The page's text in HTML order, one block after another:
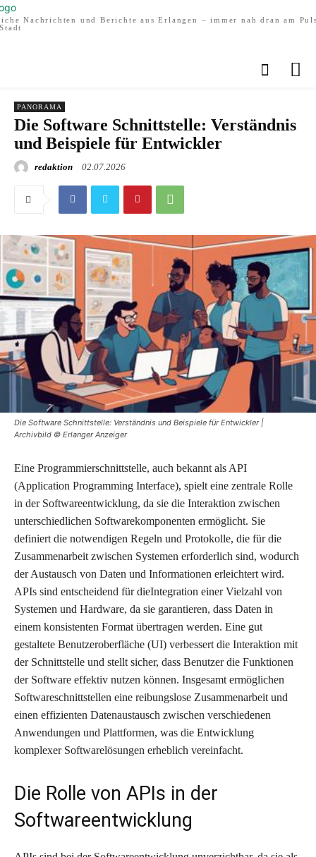
Nachrichten und Berichte aus Erlangen – immer nah dran am
PANORAMA
Die Software Schnittstelle: Verständnis
und Beispiele für Entwickler
redaktion 02.07.2026
Die Software Schnittstelle: Verständnis und Beispiele für Entwickler |
Archivbild © Erlanger Anzeiger
Eine Programmierschnittstelle, auch bekannt als API
(Application Programming Interface), spielt eine zentrale Rolle
in der Softwareentwicklung, da sie die Interaktion zwischen
unterschiedlichen Softwarekomponenten ermöglicht. Sie
definiert die notwendigen Regeln und Protokolle, die für die
Zusammenarbeit zwischen Systemen erforderlich sind, wodurch
der Austausch von Daten und Informationen erleichtert wird.
APIs sind entscheidend für dieIntegration einer Vielzahl von
Systemen und Hardware, da sie garantieren, dass Daten in
einem konsistenten Format übertragen werden. Eine gut
gestaltete Benutzeroberfläche (UI) verbessert die Interaktion mit
der Schnittstelle und stellt sicher, dass Benutzer die Funktionen
der Software effektiv nutzen können. Insgesamt ermöglichen
Softwareschnittstellen eine reibungslose Zusammenarbeit und
einen effizienten Datenaustausch zwischen verschiedenen
Anwendungen und Plattformen, was die Entwicklung
komplexer Softwarelösungen erheblich vereinfacht.
Die Rolle von APIs in der
Softwareentwicklung